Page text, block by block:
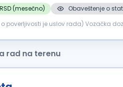
(mesečno)
Obaveštenje o
rad na terenu